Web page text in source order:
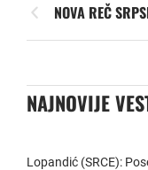
NOVA REČ
NAJNOVIJE
Lopandić (SRCE):